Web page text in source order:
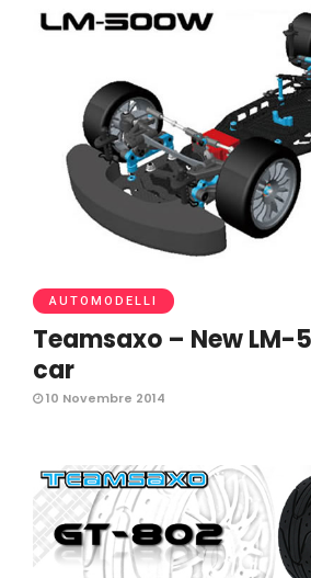
AUTOMODELLI
Teamsaxo – New LM-
10 Novembre 2014